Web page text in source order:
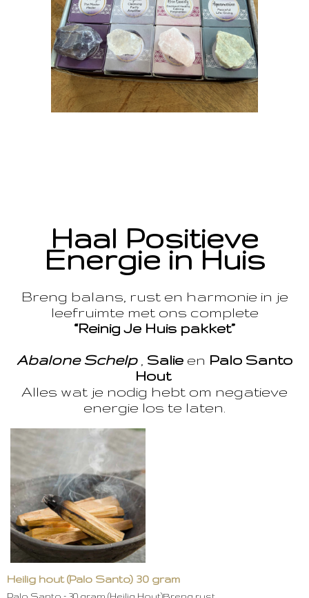
Haal Positieve
Energie in Huis
Breng balans, rust en harmonie in je
leefruimte met ons complete
“Reinig Je Huis pakket”
Abalone Schelp, Salie en Palo Santo
Hout
Alles wat je nodig hebt om negatieve
energie los te laten.
Heilig hout (Palo Santo) 30 gram
Palo Santo – 30 gram (Heilig Hout)Breng rust,…